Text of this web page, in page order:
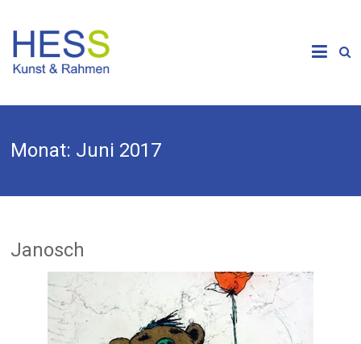
content
Monat: Juni 2017
Janosch